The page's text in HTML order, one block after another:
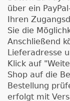
über ein
Ihren
Sie die
Anschließend
Lieferadresse
Klick auf
Shop auf die
Bestellung
erfolgt mit